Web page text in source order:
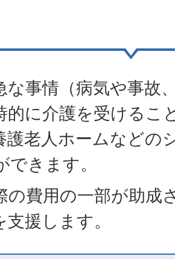
な事情（病気や事故
的に介護を受けるこ
護老人ホームなどの
きます。
の費用の一部が助成
援します。